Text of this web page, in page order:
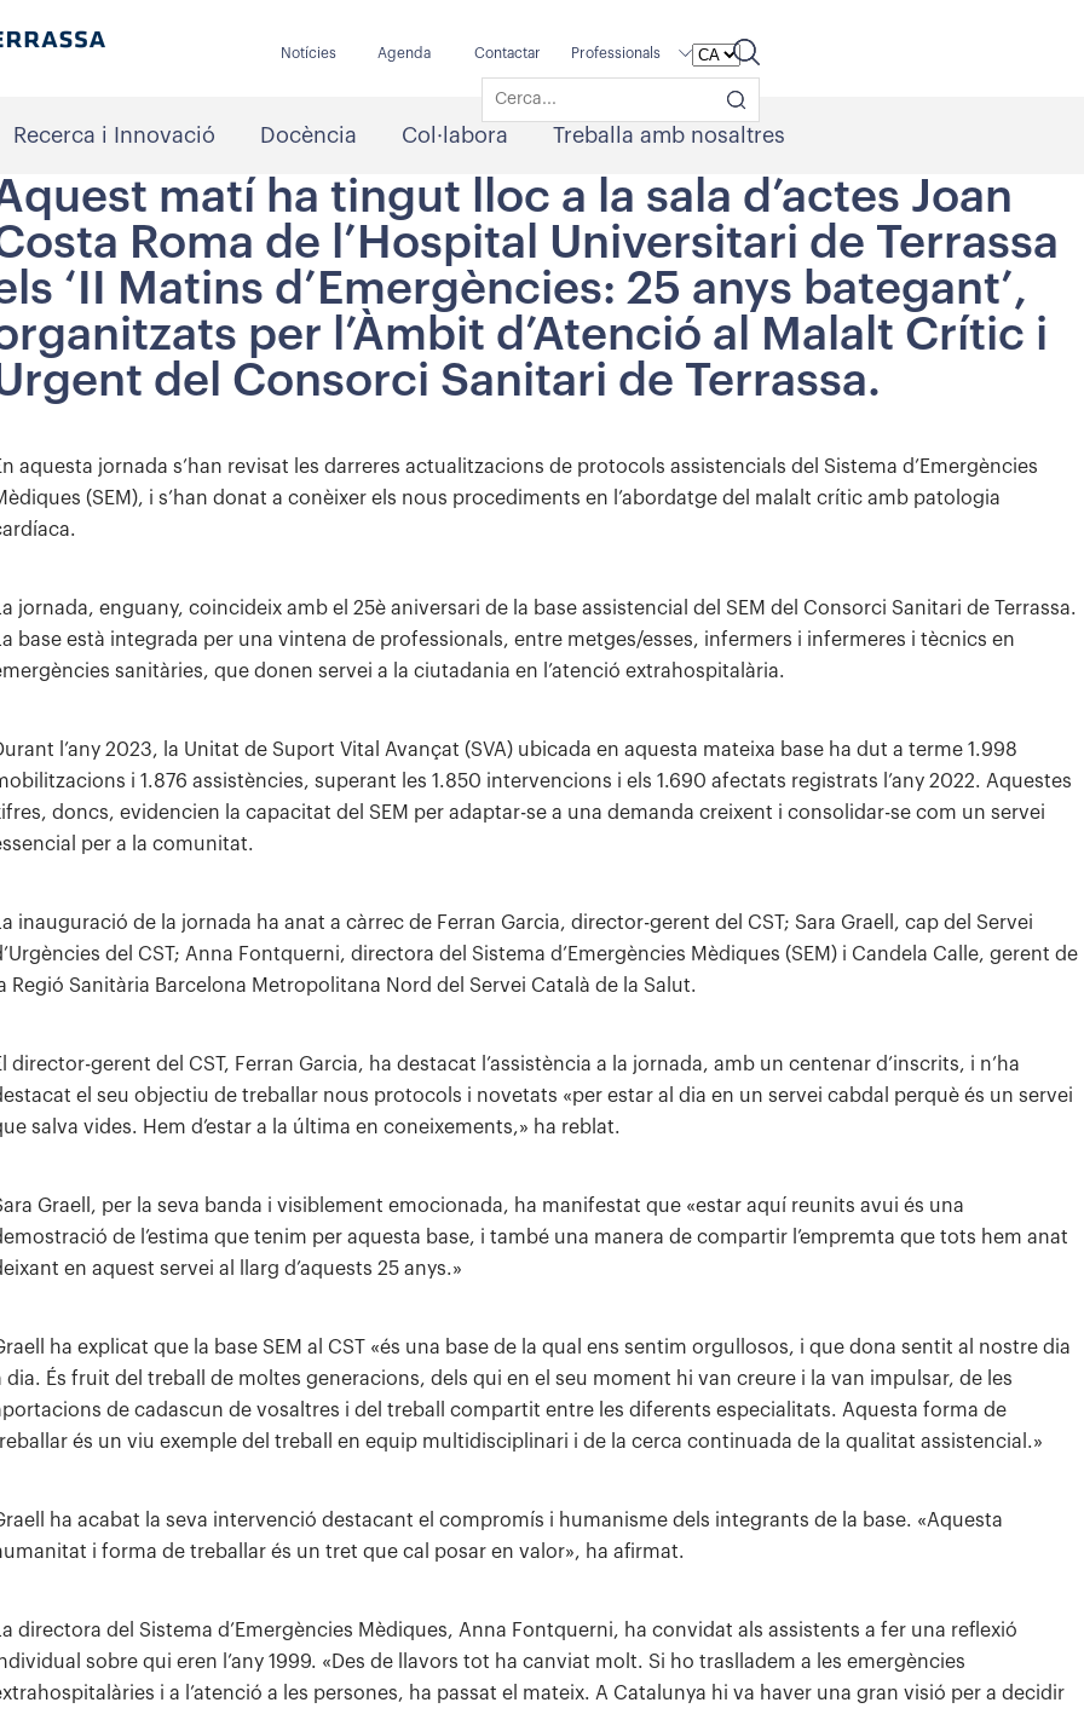
Notícies Agenda Contactar Professionals
Recerca i Innovació Docència Col·labora Treballa amb nosaltres
matí ha tingut lloc a la sala d’actes Joan
Roma de l’Hospital Universitari de Terrassa
‘II Matins d’Emergències: 25 anys bategant’,
per l’Àmbit d’Atenció al Malalt Crític i
del Consorci Sanitari de Terrassa.
aquesta jornada s’han revisat les darreres actualitzacions de protocols assistencials del Sistema d’Emergències
(SEM), i s’han donat a conèixer els nous procediments en l’abordatge del malalt crític amb patologia
jornada, enguany, coincideix amb el 25è aniversari de la base assistencial del SEM del Consorci Sanitari de Terrassa.
base està integrada per una vintena de professionals, entre metges/esses, infermers i infermeres i tècnics en
sanitàries, que donen servei a la ciutadania en l’atenció extrahospitalària.
l’any 2023, la Unitat de Suport Vital Avançat (SVA) ubicada en aquesta mateixa base ha dut a terme 1.998
i 1.876 assistències, superant les 1.850 intervencions i els 1.690 afectats registrats l’any 2022. Aquestes
doncs, evidencien la capacitat del SEM per adaptar-se a una demanda creixent i consolidar-se com un servei
per a la comunitat.
inauguració de la jornada ha anat a càrrec de Ferran Garcia, director-gerent del CST; Sara Graell, cap del Servei
del CST; Anna Fontquerni, directora del Sistema d’Emergències Mèdiques (SEM) i Candela Calle, gerent de
Regió Sanitària Barcelona Metropolitana Nord del Servei Català de la Salut.
director-gerent del CST, Ferran Garcia, ha destacat l’assistència a la jornada, amb un centenar d’inscrits, i n’ha
el seu objectiu de treballar nous protocols i novetats «per estar al dia en un servei cabdal perquè és un servei
salva vides. Hem d’estar a la última en coneixements,» ha reblat.
Graell, per la seva banda i visiblement emocionada, ha manifestat que «estar aquí reunits avui és una
de l’estima que tenim per aquesta base, i també una manera de compartir l’empremta que tots hem anat
en aquest servei al llarg d’aquests 25 anys.»
ha explicat que la base SEM al CST «és una base de la qual ens sentim orgullosos, i que dona sentit al nostre dia
dia. És fruit del treball de moltes generacions, dels qui en el seu moment hi van creure i la van impulsar, de les
de cadascun de vosaltres i del treball compartit entre les diferents especialitats. Aquesta forma de
és un viu exemple del treball en equip multidisciplinari i de la cerca continuada de la qualitat assistencial.»
ha acabat la seva intervenció destacant el compromís i humanisme dels integrants de la base. «Aquesta
i forma de treballar és un tret que cal posar en valor», ha afirmat.
directora del Sistema d’Emergències Mèdiques, Anna Fontquerni, ha convidat als assistents a fer una reflexió
sobre qui eren l’any 1999. «Des de llavors tot ha canviat molt. Si ho traslladem a les emergències
i a l’atenció a les persones, ha passat el mateix. A Catalunya hi va haver una gran visió per a decidir